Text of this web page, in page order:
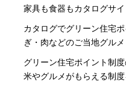
家具も食器もカタログサイ
カタログでグリーン住宅
ぎ・肉などのご当地グルメ
グリーン住宅ポイント制
米やグルメがもらえる制